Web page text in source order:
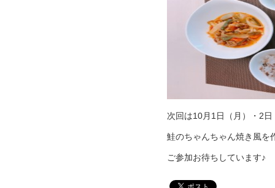
次回は10月1日（月）・2
鮭のちゃんちゃん焼き風を
ご参加お待ちしています♪